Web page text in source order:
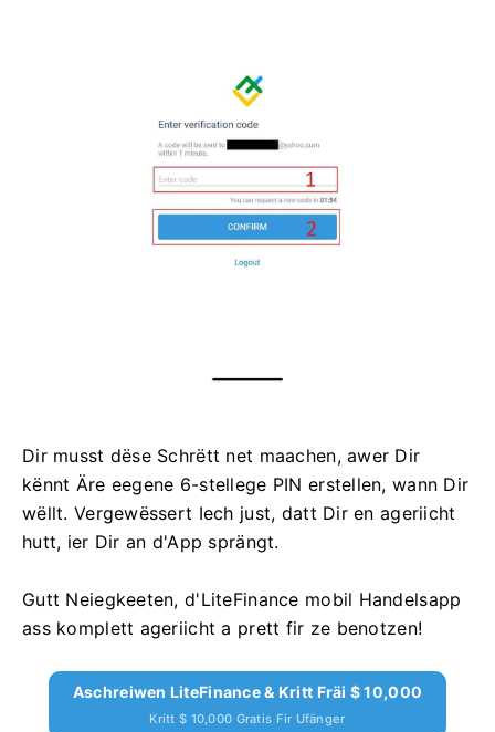
Dir musst dëse Schrëtt net maachen, awer Dir
kënnt Äre eegene 6-stellege PIN erstellen, wann Dir
wëllt. Vergewëssert Iech just, datt Dir en ageriicht
hutt, ier Dir an d'App sprängt.
Gutt Neiegkeeten, d'LiteFinance mobil Handelsapp
ass komplett ageriicht a prett fir ze benotzen!
Aschreiwen LiteFinance & Kritt Fräi $ 10,000
Kritt $ 10,000 Gratis Fir Ufänger